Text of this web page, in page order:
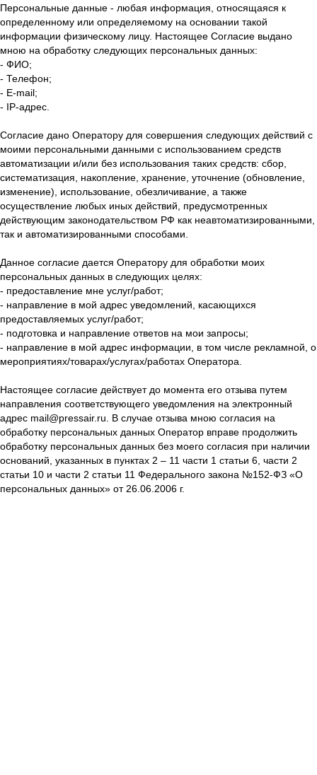
Персональные данные - любая информация, относящаяся к
определенному или определяемому на основании такой
информации физическому лицу. Настоящее Согласие выдано
мною на обработку следующих персональных данных:
- ФИО;
- Телефон;
- E-mail;
- IP-адрес.
Согласие дано Оператору для совершения следующих действий с
моими персональными данными с использованием средств
автоматизации и/или без использования таких средств: сбор,
систематизация, накопление, хранение, уточнение (обновление,
изменение), использование, обезличивание, а также
осуществление любых иных действий, предусмотренных
действующим законодательством РФ как неавтоматизированными,
так и автоматизированными способами.
Данное согласие дается Оператору для обработки моих
персональных данных в следующих целях:
- предоставление мне услуг/работ;
- направление в мой адрес уведомлений, касающихся
предоставляемых услуг/работ;
- подготовка и направление ответов на мои запросы;
- направление в мой адрес информации, в том числе рекламной, о
мероприятиях/товарах/услугах/работах Оператора.
Настоящее согласие действует до момента его отзыва путем
направления соответствующего уведомления на электронный
адрес mail@pressair.ru. В случае отзыва мною согласия на
обработку персональных данных Оператор вправе продолжить
обработку персональных данных без моего согласия при наличии
оснований, указанных в пунктах 2 – 11 части 1 статьи 6, части 2
статьи 10 и части 2 статьи 11 Федерального закона №152-ФЗ «О
персональных данных» от 26.06.2006 г.